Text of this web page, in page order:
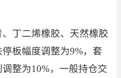
丁二烯橡胶、天然橡胶
板幅度调整为9%，套
整为10%，一般持仓交